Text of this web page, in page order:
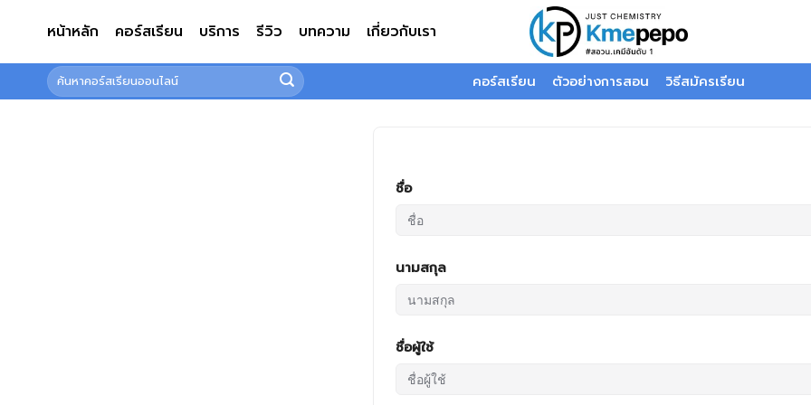
หน้าหลัก คอร์สเรียน บริการ รีวิว บทความ เกี่ยวกับเรา
ค้นหา: คอร์สเรียน ตัวอย่างการสอน วิธีสมัครเรียน
ชื่อ
นามสกุล
ชื่อผู้ใช้